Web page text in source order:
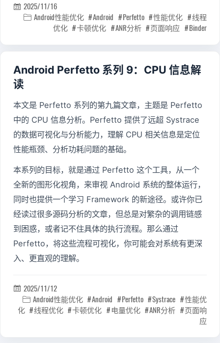
 2025/11/16
 Android性能优化 Android Perfetto 性能优化
线程
优化
卡顿优化 ANR分析 页面响应 Binder
Android Perfetto 系列 9：CPU 信息解
读
本文是 Perfetto 系列的第九篇文章，主题是 Perfetto
中的 CPU 信息分析。Perfetto 提供了远超 Systrace
的数据可视化与分析能力，理解 CPU 相关信息是定位
性能瓶颈、分析功耗问题的基础。
本系列的目标，就是通过 Perfetto 这个工具，从一个
全新的图形化视角，来审视 Android 系统的整体运行，
同时也提供一个学习 Framework 的新途径。或许你已
经读过很多源码分析的文章，但总是对繁杂的调用链感
到困惑，或者记不住具体的执行流程。那么通过
Perfetto，将这些流程可视化，你可能会对系统有更深
入、更直观的理解。
 2025/11/12
 Android性能优化 Android Perfetto Systrace
性能优
化
线程优化 卡顿优化 电量优化 ANR分析
页面响
应